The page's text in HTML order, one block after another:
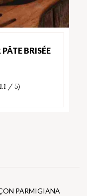
BRISÉE
/ 5)
PARMIGIANA